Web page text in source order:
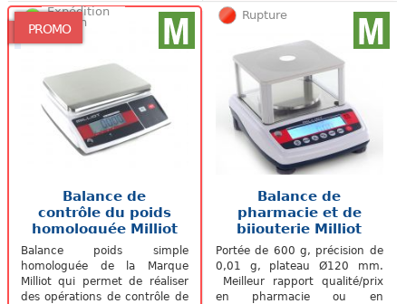
PROMO
Expédition
48/72h
Balance de
contrôle du poids
homologuée Milliot
ZNW
Balance poids simple
homologuée de la Marque
Milliot qui permet de réaliser
des opérations de contrôle de
Rupture
Balance de
pharmacie et de
bijouterie Milliot
NHB-600+M
Portée de 600 g, précision de
0,01 g, plateau Ø120 mm.
Meilleur rapport qualité/prix
en pharmacie ou en